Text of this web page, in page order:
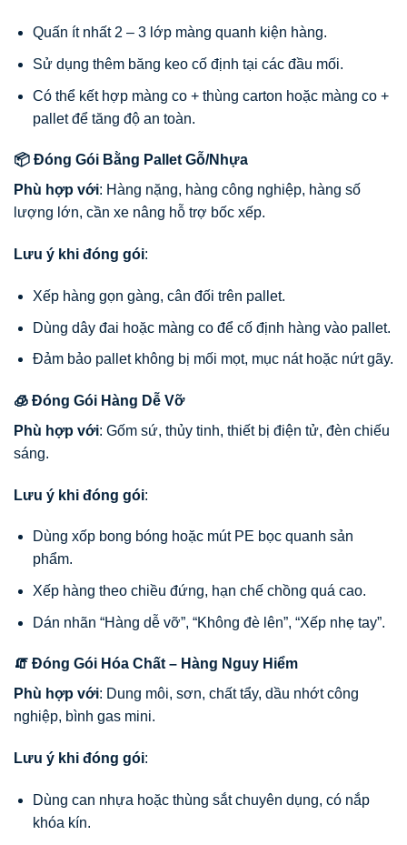
Quấn ít nhất 2 – 3 lớp màng quanh kiện hàng.
Sử dụng thêm băng keo cố định tại các đầu mối.
Có thể kết hợp màng co + thùng carton hoặc màng co +
pallet để tăng độ an toàn.
📦 Đóng Gói Bằng Pallet Gỗ/Nhựa
Phù hợp với: Hàng nặng, hàng công nghiệp, hàng số
lượng lớn, cần xe nâng hỗ trợ bốc xếp.
Lưu ý khi đóng gói:
Xếp hàng gọn gàng, cân đối trên pallet.
Dùng dây đai hoặc màng co để cố định hàng vào pallet.
Đảm bảo pallet không bị mối mọt, mục nát hoặc nứt gãy.
🧊 Đóng Gói Hàng Dễ Vỡ
Phù hợp với: Gốm sứ, thủy tinh, thiết bị điện tử, đèn chiếu
sáng.
Lưu ý khi đóng gói:
Dùng xốp bong bóng hoặc mút PE bọc quanh sản
phẩm.
Xếp hàng theo chiều đứng, hạn chế chồng quá cao.
Dán nhãn “Hàng dễ vỡ”, “Không đè lên”, “Xếp nhẹ tay”.
🧯 Đóng Gói Hóa Chất – Hàng Nguy Hiểm
Phù hợp với: Dung môi, sơn, chất tẩy, dầu nhớt công
nghiệp, bình gas mini.
Lưu ý khi đóng gói:
Dùng can nhựa hoặc thùng sắt chuyên dụng, có nắp
khóa kín.